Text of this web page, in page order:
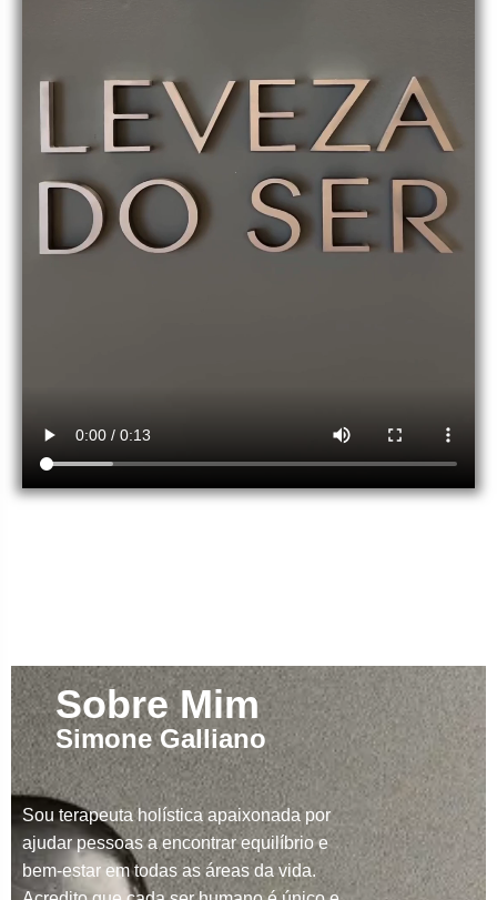
Sobre Mim
Simone Galliano
Sou terapeuta holística apaixonada por
ajudar pessoas a encontrar equilíbrio e
bem-estar em todas as áreas da vida.